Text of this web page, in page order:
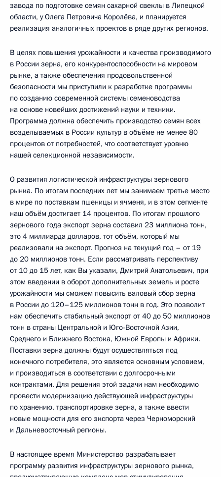
завода по подготовке семян сахарной свеклы в Липецкой
области, у Олега Петровича Королёва, и планируется
реализация аналогичных проектов в ряде других регионов.
В целях повышения урожайности и качества производимого
в России зерна, его конкурентоспособности на мировом
рынке, а также обеспечения продовольственной
безопасности мы приступили к разработке программы
по созданию современной системы семеноводства
на основе новейших достижений науки и техники.
Программа должна обеспечить производство семян всех
возделываемых в России культур в объёме не менее 80
процентов от потребностей, что соответствует уровню
нашей селекционной независимости.
О развития логистической инфраструктуры зернового
рынка. По итогам последних лет мы занимаем третье место
в мире по поставкам пшеницы и ячменя, и в этом сегменте
наш объём достигает 14 процентов. По итогам прошлого
зернового года экспорт зерна составил 23 миллиона тонн,
это 4 миллиарда долларов, тот объём, который мы
реализовали на экспорт. Прогноз на текущий год – от 19
до 20 миллионов тонн. Если рассматривать перспективу
от 10 до 15 лет, как Вы указали, Дмитрий Анатольевич, при
этом введении в оборот дополнительных земель и росте
урожайности мы сможем повысить валовый сбор зерна
в России до 120–125 миллионов тонн в год. Это позволит
нам обеспечить стабильный экспорт от 40 до 50 миллионов
тонн в страны Центральной и Юго-Восточной Азии,
Среднего и Ближнего Востока, Южной Европы и Африки.
Поставки зерна должны будут осуществляться под
конечного потребителя, это является основным условием,
и производиться в соответствии с долгосрочными
контрактами. Для решения этой задачи нам необходимо
провести модернизацию действующей инфраструктуры
по хранению, транспортировке зерна, а также ввести
новые мощности для его экспорта через Черноморский
и Дальневосточный регионы.
В настоящее время Министерство разрабатывает
программу развития инфраструктуры зернового рынка,